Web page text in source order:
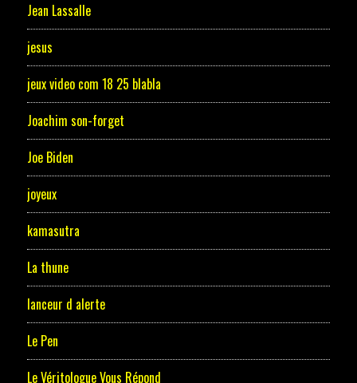
Jean Lassalle
jesus
jeux video com 18 25 blabla
Joachim son-forget
Joe Biden
joyeux
kamasutra
La thune
lanceur d alerte
Le Pen
Le Véritologue Vous Répond